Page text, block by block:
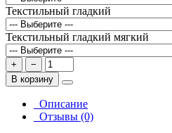
Текстильный гладкий
Текстильный гладкий мягкий
+
−
В корзину
Описание
Отзывы (0)